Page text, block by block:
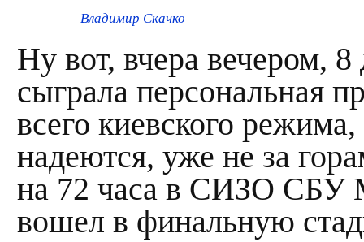
Владимир Скачко
Ну вот, вчера вечером,
сыграла персональная
всего киевского
надеются, уже не за
на 72 часа в СИЗО СБУ
вошел в финальную